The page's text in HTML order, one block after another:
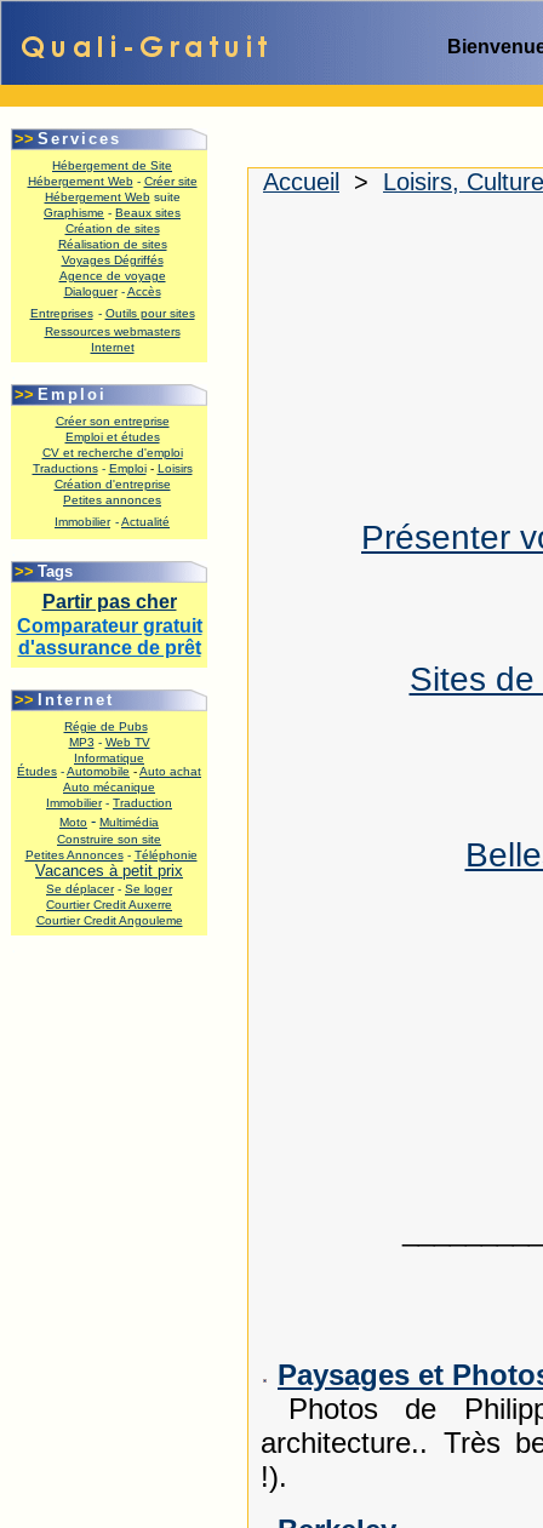
>> Services
Hébergement de Site
Hébergement Web- Créer site
Hébergement Websuite
Graphisme - Beaux sites
Création de sites
Réalisation de sites
Voyages Dégriffés
Agence de voyage
Dialoguer-Accès
Entreprises - Outils pour sites
Ressources webmasters
Internet
>> Emploi
Créer son entreprise
Emploi et études
CV et recherche d'emploi
Traductions- Emploi- Loisirs
Création d'entreprise
Petites annonces
Immobilier -Actualité
>> Tags
Partir pas cher
Comparateur gratuit
d'assurance de prêt
>> Internet
Régie de Pubs
MP3 - Web TV
Informatique
Études -Automobile -Auto achat
Auto mécanique
Immobilier- Traduction
Moto - Multimédia
Construire son site
Petites Annonces- Téléphonie
Vacances à petit prix
Se déplacer- Se loger
Courtier Credit Auxerre
Courtier Credit Angouleme
Accueil > Loisirs,
Présenter
Sites
Paysages et
Photos de
architecture.. Très
!).